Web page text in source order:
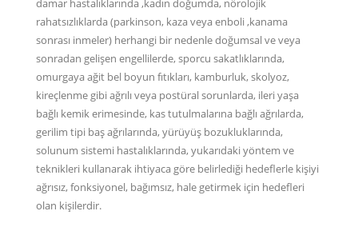
damar hastalıklarında ,kadın doğumda, nörolojik
rahatsızlıklarda (parkinson, kaza veya enboli ,kanama
sonrası inmeler) herhangi bir nedenle doğumsal ve veya
sonradan gelişen engellilerde, sporcu sakatlıklarında,
omurgaya ağit bel boyun fıtıkları, kamburluk, skolyoz,
kireçlenme gibi ağrılı veya postüral sorunlarda, ileri yaşa
bağlı kemik erimesinde, kas tutulmalarına bağlı ağrılarda,
gerilim tipi baş ağrılarında, yürüyüş bozukluklarında,
solunum sistemi hastalıklarında, yukarıdaki yöntem ve
teknikleri kullanarak ihtiyaca göre belirlediği hedeflerle kişiyi
ağrısız, fonksiyonel, bağımsız, hale getirmek için hedefleri
olan kişilerdir.